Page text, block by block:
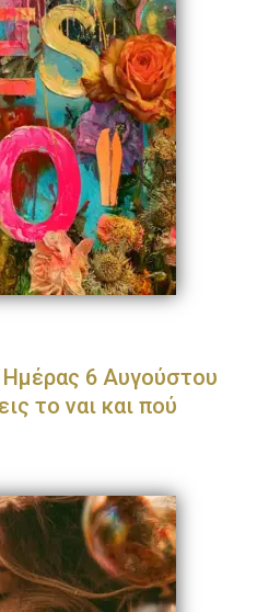
Ημέρας 6 Αυγούστου
το ναι και πού